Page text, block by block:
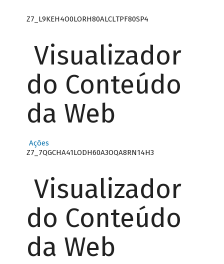
Z7_L9KEH4O0LORH80ALCLTPF80SP4
Visualizador
do Conteúdo
da Web
Ações
Z7_7QGCHA41LODH60A3OQA8RN14H3
Visualizador
do Conteúdo
da Web